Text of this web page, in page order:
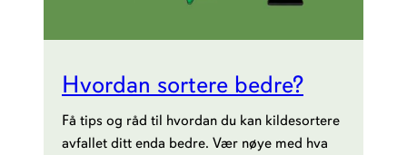
Hvordan sortere bedre?
Få tips og råd til hvordan du kan kildesortere
avfallet ditt enda bedre. Vær nøye med hva